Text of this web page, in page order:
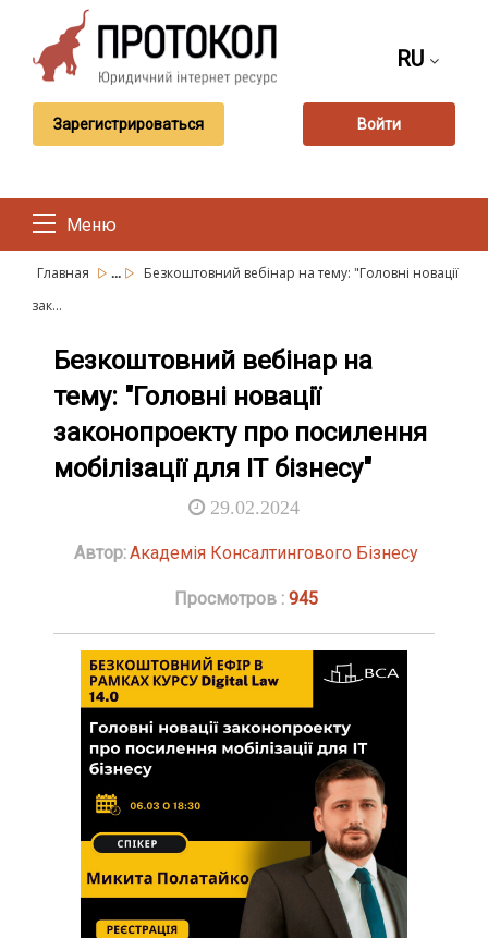
RU
Зарегистрироваться Войти
Меню
Главная ...
Безкоштовний вебінар на тему: "Головні новації
зак...
Безкоштовний вебінар на
тему: "Головні новації
законопроекту про посилення
мобілізації для ІТ бізнесу"
29.02.2024
Автор:Академія Консалтингового Бізнесу
Просмотров :945